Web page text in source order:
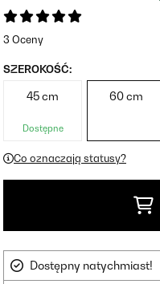
3 Oceny
SZEROKOŚĆ:
45 cm
Dostępne
60 cm
Co oznaczają statusy?
Dostępny natychmiast!